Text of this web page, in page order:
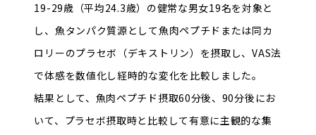
19-29歳（平均24.3歳）の健常な男女19名を対象と
し、魚タンパク質源として魚肉ペプチドまたは同カ
ロリーのプラセボ（デキストリン）を摂取し、VAS法
で体感を数値化し経時的な変化を比較しました。
結果として、魚肉ペプチド摂取60分後、90分後にお
いて、プラセボ摂取時と比較して有意に主観的な集